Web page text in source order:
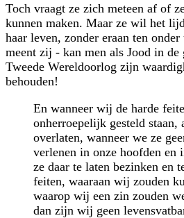
Toch vraagt ze zich meteen af of
kunnen maken. Maar ze wil het
haar leven, zonder eraan ten
meent zij - kan men als Jood in de
Tweede Wereldoorlog zijn
behouden!
En wanneer wij de harde
onherroepelijk gesteld staan,
overlaten, wanneer we ze
verlenen in onze hoofden en
ze daar te laten bezinken en
feiten, waaraan wij zouden
waarop wij een zin zouden
dan zijn wij geen